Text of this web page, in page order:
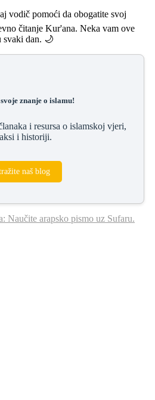
vodič pomoći da obogatite svoj
čitanje Kur'ana. Neka vam ove
svaki dan. 🌙
znanje o islamu!
i resursa o islamskoj vjeri,
i historiji.
naš blog
Naučite arapsko pismo uz Sufaru.